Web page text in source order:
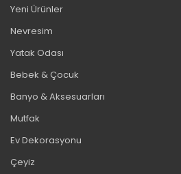
Yeni Ürünler
Nevresim
Yatak Odası
Bebek & Çocuk
Banyo & Aksesuarları
Mutfak
Ev Dekorasyonu
Çeyiz